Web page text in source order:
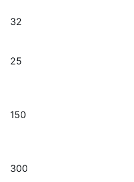
32
25
150
300